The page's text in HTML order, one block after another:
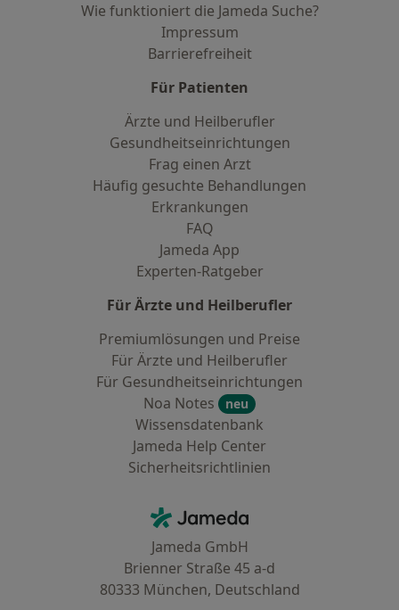
Wie funktioniert die Jameda Suche?
Impressum
Barrierefreiheit
Für Patienten
Ärzte und Heilberufler
Gesundheitseinrichtungen
Frag einen Arzt
Häufig gesuchte Behandlungen
Erkrankungen
FAQ
Jameda App
Experten-Ratgeber
Für Ärzte und Heilberufler
Premiumlösungen und Preise
Für Ärzte und Heilberufler
Für Gesundheitseinrichtungen
Noa Notes
neu
Wissensdatenbank
Jameda Help Center
Sicherheitsrichtlinien
Jameda - Startseite
Jameda GmbH
Brienner Straße 45 a-d
80333 München, Deutschland